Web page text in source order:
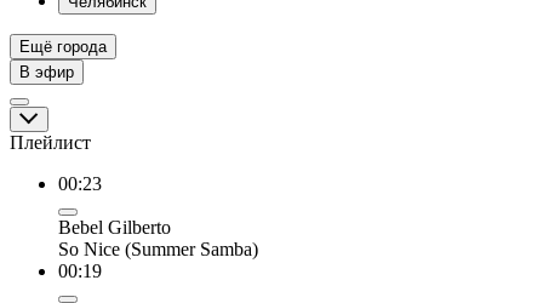
Ещё города
В эфир
Плейлист
00:23
Bebel Gilberto
So Nice (Summer Samba)
00:19